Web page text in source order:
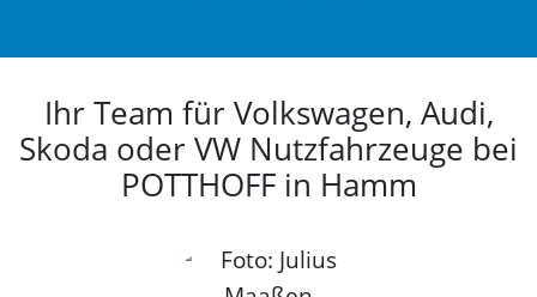
Ihr Team für Volkswagen, Audi,
Skoda oder VW Nutzfahrzeuge bei
POTTHOFF in Hamm